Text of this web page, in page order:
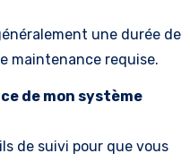
une durée de
maintenance requise.
de mon système
de suivi pour que vous